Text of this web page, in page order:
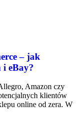
– jak
i eBay?
Amazon czy
klientów
online od zera. W